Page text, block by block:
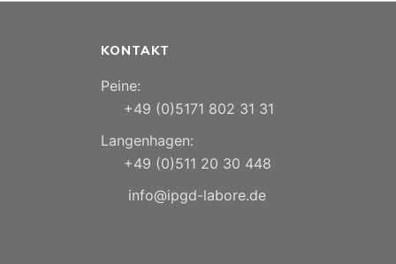
KONTAKT
Peine:
+49 (0)5171 802 31 31
Langenhagen:
+49 (0)511 20 30 448
info@ipgd-labore.de